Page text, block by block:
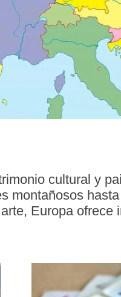
cultural y
montañosos
Europa